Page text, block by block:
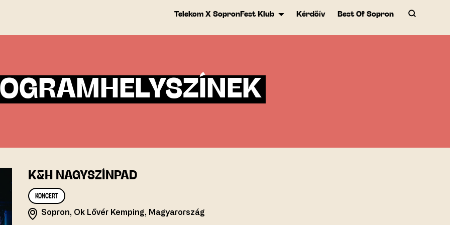
Telekom X SopronFest Klub Kérdőív Best Of Sopron
K&H NAGYSZÍNPAD
KONCERT
Sopron, Ok Lővér Kemping, Magyarország